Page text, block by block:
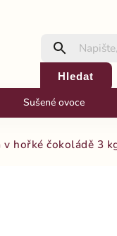
Hledat
Sušené ovoce
v hořké čokoládě 3